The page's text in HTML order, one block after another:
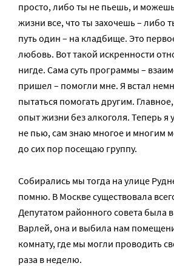
просто, либо ты не пьешь, и
жизни все, что ты захочешь – либо
путь один – на кладбище. Это
любовь. Вот такой искренности
нигде. Сама суть программы –
пришел – помогли мне. Я встал
пытаться помогать другим.
опыт жизни без алкоголя. Теперь я
не пью, сам знаю многое и многим
до сих пор посещаю группу.
Собирались мы тогда на улице
помню. В Москве существовала
Депутатом районного совета была
Варлей, она и выбила нам
комнату, где мы могли проводить
раза в неделю.